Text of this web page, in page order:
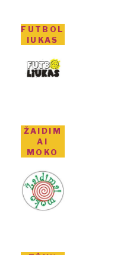
FUTBOL
IUKAS
ŽAIDIM
AI
MOKO